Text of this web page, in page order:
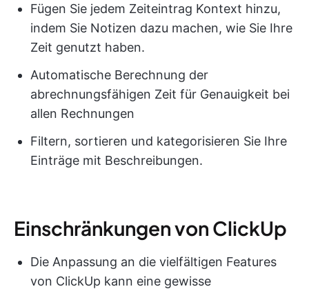
Fügen Sie jedem Zeiteintrag Kontext hinzu,
indem Sie Notizen dazu machen, wie Sie Ihre
Zeit genutzt haben.
Automatische Berechnung der
abrechnungsfähigen Zeit für Genauigkeit bei
allen Rechnungen
Filtern, sortieren und kategorisieren Sie Ihre
Einträge mit Beschreibungen.
Einschränkungen von ClickUp
Die Anpassung an die vielfältigen Features
von ClickUp kann eine gewisse